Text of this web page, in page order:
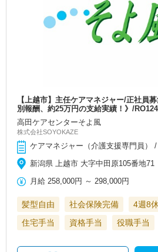
【上越市】主任ケアマネジャー/正社員
別報酬、約25万円の支給実績！》/
高田ケアセンターそよ風
株式会社SOYOKAZE
ケアマネジャー（介護支援専門員） /
新潟県 上越市 大字中田原105番地71
月給 258,000円 ～298,000円
髪型自由 社会保険完備 4週8
住宅手当
資格手当 役職手当